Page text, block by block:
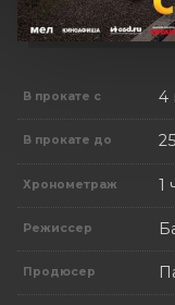
В прокате с 4
В прокате до
Хронометраж 1
Режиссер
Продюсер